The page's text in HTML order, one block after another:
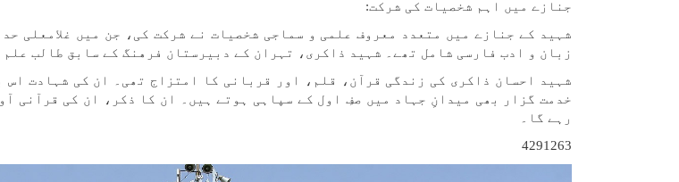
جنازے میں اہم شخصیات کی شرکت:
شہید کے جنازے میں متعدد معروف علمی و سماجی شخصیات نے شرکت کی، جن میں غلامعلی
زبان و ادب فارسی شامل تھے۔ شہید ذاکری، تہران کے دبیرستان فرهنگ کے سابق طالب علم
شہید احسان ذاکری کی زندگی قرآن، قلم، اور قربانی کا امتزاج تھی۔ ان کی شہادت اس
خدمت گزار بھی میدانِ جہاد میں صفِ اول کے سپاہی ہوتے ہیں۔ ان کا ذکر، ان کی قرآنی
رہے گا۔
4291263